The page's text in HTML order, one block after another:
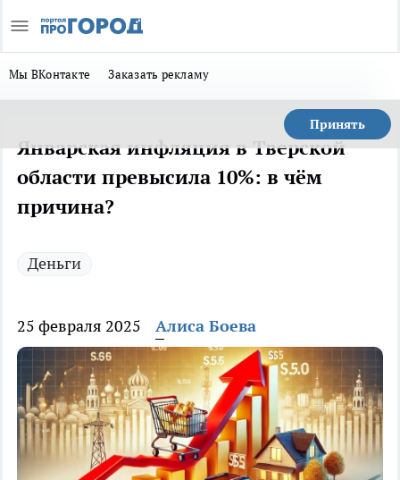
Мы ВКонтакте Заказать рекламу
Принять
Январская инфляция в Тверской
области превысила 10%: в чём
причина?
Деньги
25 февраля 2025 Алиса Боева